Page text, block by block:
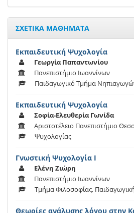
ΣΧΕΤΙΚΑ ΜΑΘΗΜΑΤΑ
Εκπαιδευτική Ψυχολογία
Γεωργία Παπαντωνίου
Πανεπιστήμιο Ιωαννίνων
Παιδαγωγικό Τμήμα
Εκπαιδευτική Ψυχολογία
Σοφία-Ελευθερία Γωνίδα
Αριστοτέλειο Πανεπιστήμιο
Ψυχολογίας
Γνωστική Ψυχολογία Ι
Ελένη Ζιώρη
Πανεπιστήμιο Ιωαννίνων
Τμήμα Φιλοσοφίας,
Θεωρίες ανάλυσης λόγου στην